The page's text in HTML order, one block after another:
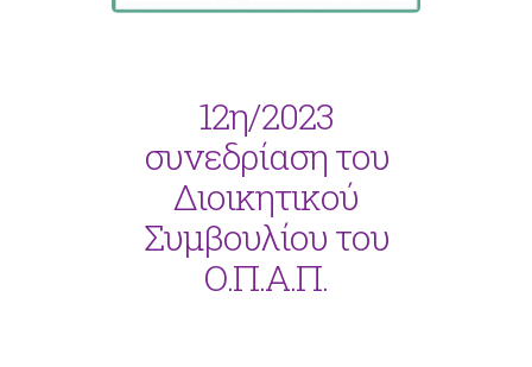
12η/2023
συνεδρίαση του
Διοικητικού
Συμβουλίου του
Ο.Π.Α.Π.